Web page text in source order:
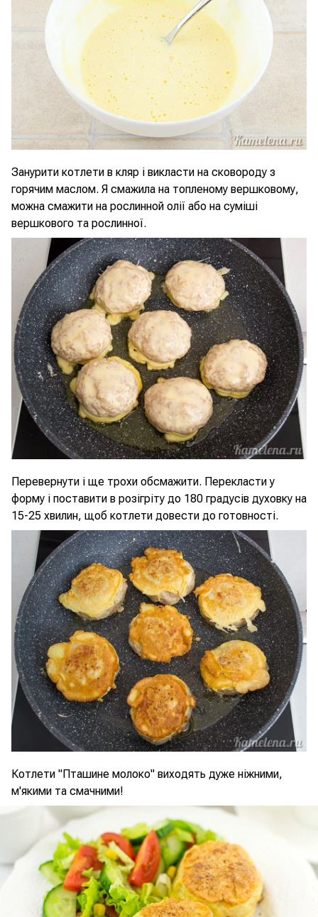
Занурити котлети в кляр і викласти на сковороду з
горячим маслом. Я смажила на топленому вершковому,
можна смажити на рослинной олії або на суміші
вершкового та рослинної.
Перевернути і ще трохи обсмажити. Перекласти у
форму і поставити в розігріту до 180 градусів духовку на
15-25 хвилин, щоб котлети довести до готовності.
Котлети "Пташине молоко" виходять дуже ніжними,
м'якими та смачними!